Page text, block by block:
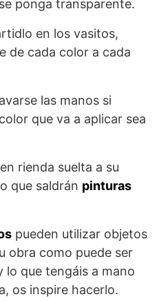
ponga transparente.
en los vasitos,
de cada color a cada
las manos si
que va a aplicar sea
rienda suelta a su
que saldrán pinturas
pueden utilizar objetos
obra como puede ser
lo que tengáis a mano
os inspire hacerlo.